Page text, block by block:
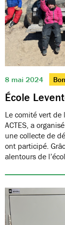
8 mai 2024
École
Le comité vert de
ACTES, a
une collecte de
ont participé.
alentours de